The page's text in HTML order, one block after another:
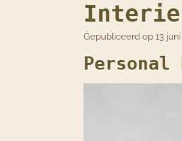
Gepubliceerd op 13
Personal